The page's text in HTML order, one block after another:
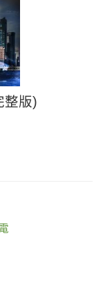
整版)